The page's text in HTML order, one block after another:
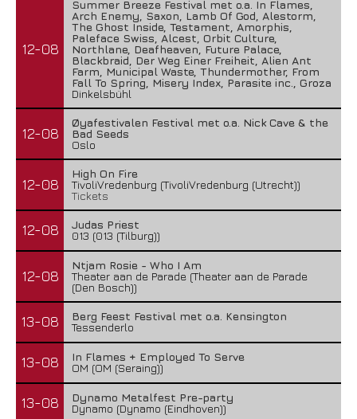
12-08
Summer Breeze Festival met o.a. In Flames,
Arch Enemy, Saxon, Lamb Of God, Alestorm,
The Ghost Inside, Testament, Amorphis,
Paleface Swiss, Alcest, Orbit Culture,
Northlane, Deafheaven, Future Palace,
Blackbraid, Der Weg Einer Freiheit, Alien Ant
Farm, Municipal Waste, Thundermother, From
Fall To Spring, Misery Index, Parasite inc., Groza
Dinkelsbühl
12-08
Øyafestivalen Festival met o.a. Nick Cave & the
Bad Seeds
Oslo
12-08
High On Fire
TivoliVredenburg (TivoliVredenburg (Utrecht))
Tickets
12-08
Judas Priest
013 (013 (Tilburg))
12-08
Ntjam Rosie - Who I Am
Theater aan de Parade (Theater aan de Parade
(Den Bosch))
13-08
Berg Feest Festival met o.a. Kensington
Tessenderlo
13-08
In Flames + Employed To Serve
OM (OM (Seraing))
13-08
Dynamo Metalfest Pre-party
Dynamo (Dynamo (Eindhoven))